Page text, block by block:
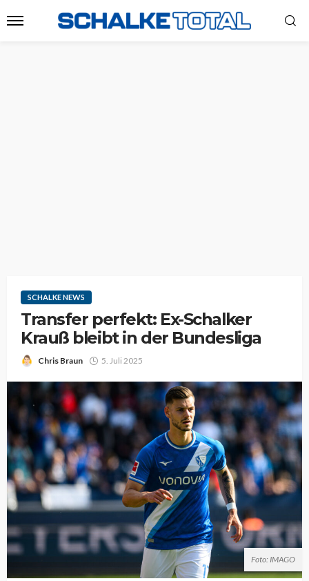
SCHALKE NEWS
Transfer perfekt: Ex-Schalker
Krauß bleibt in der Bundesliga
Chris Braun 5. Juli 2025
Foto: IMAGO